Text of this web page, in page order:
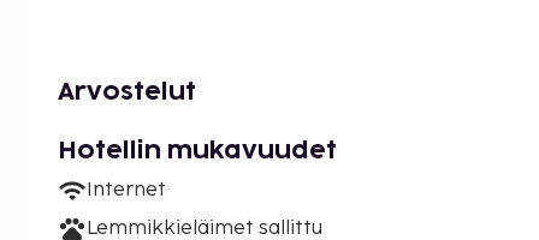
Arvostelut
Hotellin mukavuudet
Internet
Lemmikkieläimet sallittu